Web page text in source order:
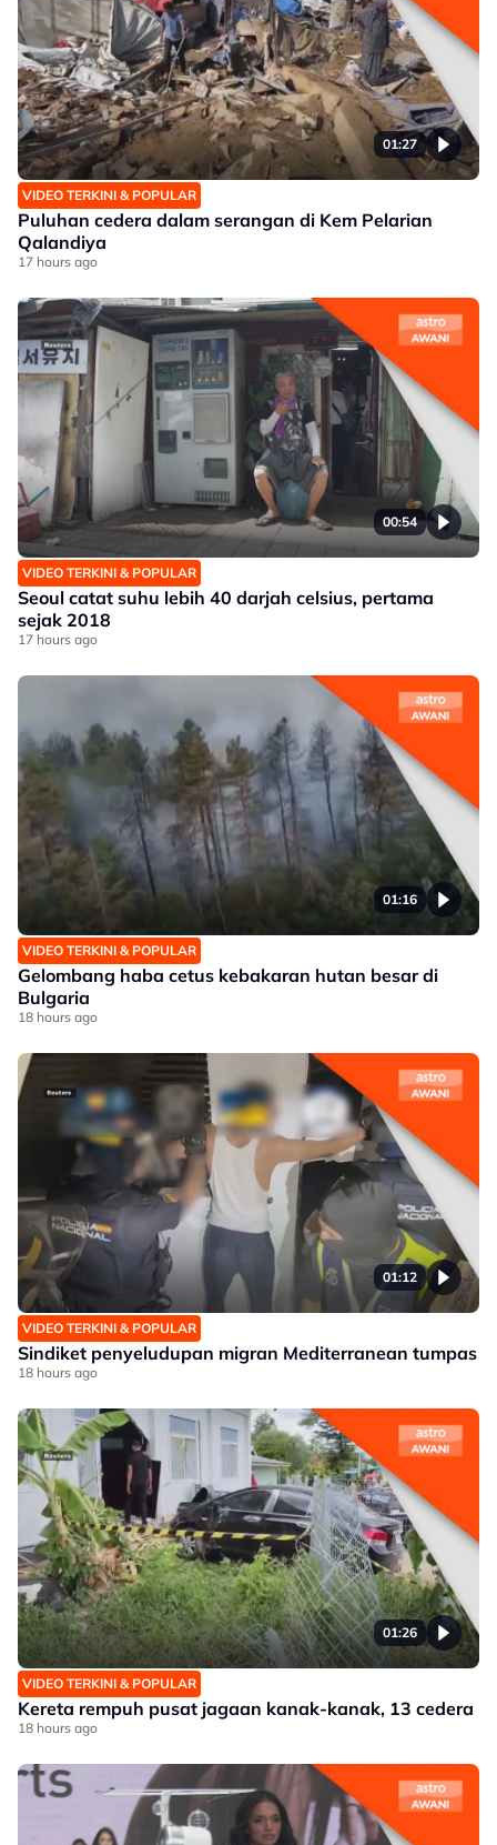
01:27
VIDEO TERKINI & POPULAR
Puluhan cedera dalam serangan di Kem Pelarian
Qalandiya
17 hours ago
00:54
VIDEO TERKINI & POPULAR
Seoul catat suhu lebih 40 darjah celsius, pertama
sejak 2018
17 hours ago
01:16
VIDEO TERKINI & POPULAR
Gelombang haba cetus kebakaran hutan besar di
Bulgaria
18 hours ago
01:12
VIDEO TERKINI & POPULAR
Sindiket penyeludupan migran Mediterranean tumpas
18 hours ago
01:26
VIDEO TERKINI & POPULAR
Kereta rempuh pusat jagaan kanak-kanak, 13 cedera
18 hours ago